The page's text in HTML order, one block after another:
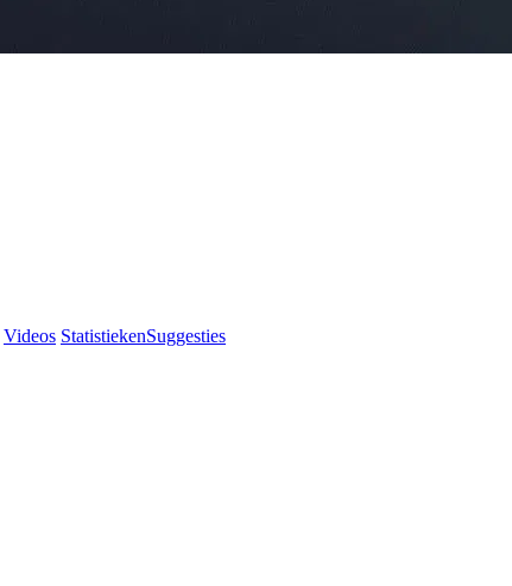
Videos StatistiekenSuggesties